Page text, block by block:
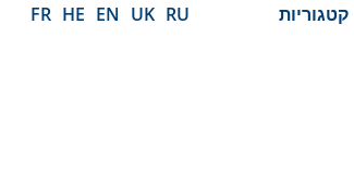
קטגוריות RU
UK
EN
HE
FR